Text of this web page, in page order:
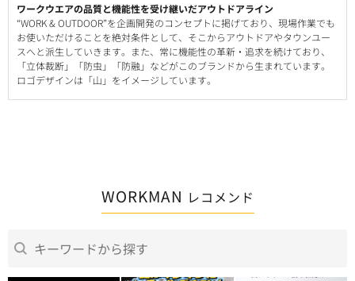
ワークウエアの品質と機能性を受け継いだアウトドアライン
“WORK & OUTDOOR”を企画開発のコンセプトに掲げており、現場作業でも
お使いただけることを絶対条件として、そこからアウトドアやタウンユー
スへと派生していきます。また、常に機能性の革新・追求を続けており、
「立体裁断」「防虫」「防融」などがこのブランドから生まれています。
ロゴデザインは「山」をイメージしています。
WORKMAN レコメンド